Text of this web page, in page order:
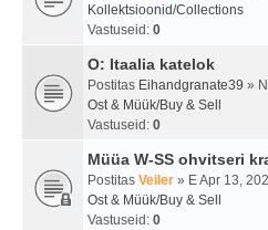
Kollektsioonid/Collections
Vastuseid: 0
O: Itaalia katelok
Postitas Eihandgranate39 »
Ost & Müük/Buy & Sell
Vastuseid: 0
Müüa W-SS ohvitseri
Postitas Veiler » E Apr 13,
Ost & Müük/Buy & Sell
Vastuseid: 0